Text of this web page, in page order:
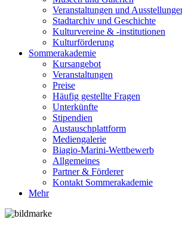
Veranstaltungen und
Stadtarchiv und Geschichte
Kulturvereine & -institutionen
Kulturförderung
Sommerakademie
Kursangebot
Veranstaltungen
Preise
Häufig gestellte Fragen
Unterkünfte
Stipendien
Austauschplattform
Mediengalerie
Biagio-Marini-Wettbewerb
Allgemeines
Partner & Förderer
Kontakt Sommerakademie
Mehr